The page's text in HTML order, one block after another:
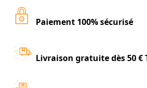
Paiement 100% sécurisé
Livraison gratuite dès 50 €